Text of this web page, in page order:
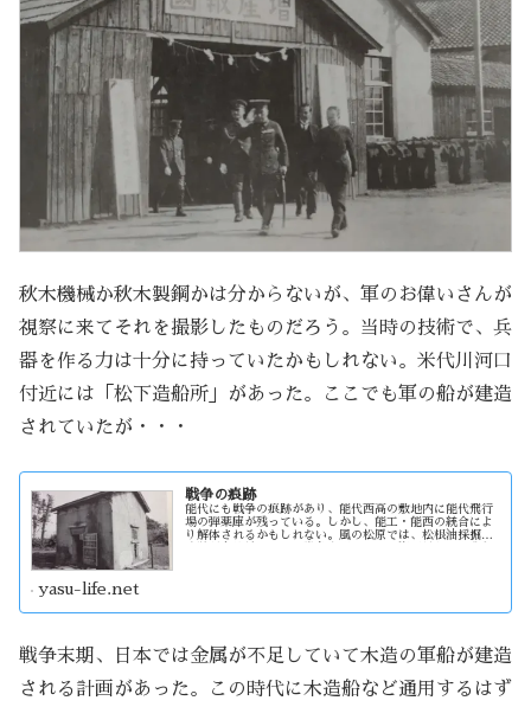
秋木機械か秋木製鋼かは分からないが、軍のお偉いさんが
視察に来てそれを撮影したものだろう。当時の技術で、兵
器を作る力は十分に持っていたかもしれない。米代川河口
付近には「松下造船所」があった。ここでも軍の船が建造
されていたが・・・
戦争の痕跡
能代にも戦争の痕跡があり、能代西高の敷地内に能代飛行
場の弾薬庫が残っている。しかし、能工・能西の統合によ
り解体されるかもしれない。風の松原では、松根油採掘の
yasu-life.net
戦争末期、日本では金属が不足していて木造の軍船が建造
される計画があった。この時代に木造船など通用するはず